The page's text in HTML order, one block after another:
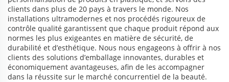
clients dans plus de 20 pays à travers le monde. Nos
installations ultramodernes et nos procédés rigoureux de
contrôle qualité garantissent que chaque produit répond aux
normes les plus exigeantes en matière de sécurité, de
durabilité et d’esthétique. Nous nous engageons à offrir à nos
clients des solutions d’emballage innovantes, durables et
économiquement avantageuses, afin de les accompagner
dans la réussite sur le marché concurrentiel de la beauté.